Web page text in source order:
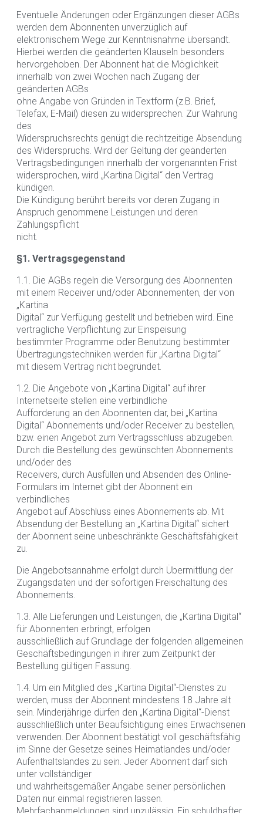
Eventuelle Änderungen oder Ergänzungen dieser AGBs
werden dem Abonnenten unverzüglich auf
elektronischem Wege zur Kenntnisnahme übersandt.
Hierbei werden die geänderten Klauseln besonders
hervorgehoben. Der Abonnent hat die Möglichkeit
innerhalb von zwei Wochen nach Zugang der
geänderten AGBs
ohne Angabe von Gründen in Textform (z.B. Brief,
Telefax, E-Mail) diesen zu widersprechen. Zur Wahrung
des
Widerspruchsrechts genügt die rechtzeitige Absendung
des Widerspruchs. Wird der Geltung der geänderten
Vertragsbedingungen innerhalb der vorgenannten Frist
widersprochen, wird „Kartina Digital“ den Vertrag
kündigen.
Die Kündigung berührt bereits vor deren Zugang in
Anspruch genommene Leistungen und deren
Zahlungspflicht
nicht.
§1. Vertragsgegenstand
1.1. Die AGBs regeln die Versorgung des Abonnenten
mit einem Receiver und/oder Abonnementen, der von
„Kartina
Digital“ zur Verfügung gestellt und betrieben wird. Eine
vertragliche Verpflichtung zur Einspeisung
bestimmter Programme oder Benutzung bestimmter
Übertragungstechniken werden für „Kartina Digital“
mit diesem Vertrag nicht begründet.
1.2. Die Angebote von „Kartina Digital“ auf ihrer
Internetseite stellen eine verbindliche
Aufforderung an den Abonnenten dar, bei „Kartina
Digital“ Abonnements und/oder Receiver zu bestellen,
bzw. einen Angebot zum Vertragsschluss abzugeben.
Durch die Bestellung des gewünschten Abonnements
und/oder des
Receivers, durch Ausfüllen und Absenden des Online-
Formulars im Internet gibt der Abonnent ein
verbindliches
Angebot auf Abschluss eines Abonnements ab. Mit
Absendung der Bestellung an „Kartina Digital“ sichert
der Abonnent seine unbeschränkte Geschäftsfähigkeit
zu.
Die Angebotsannahme erfolgt durch Übermittlung der
Zugangsdaten und der sofortigen Freischaltung des
Abonnements.
1.3. Alle Lieferungen und Leistungen, die „Kartina Digital“
für Abonnenten erbringt, erfolgen
ausschließlich auf Grundlage der folgenden allgemeinen
Geschäftsbedingungen in ihrer zum Zeitpunkt der
Bestellung gültigen Fassung.
1.4. Um ein Mitglied des „Kartina Digital“-Dienstes zu
werden, muss der Abonnent mindestens 18 Jahre alt
sein. Minderjährige dürfen den „Kartina Digital“-Dienst
ausschließlich unter Beaufsichtigung eines Erwachsenen
verwenden. Der Abonnent bestätigt voll geschäftsfähig
im Sinne der Gesetze seines Heimatlandes und/oder
Aufenthaltslandes zu sein. Jeder Abonnent darf sich
unter vollständiger
und wahrheitsgemäßer Angabe seiner persönlichen
Daten nur einmal registrieren lassen.